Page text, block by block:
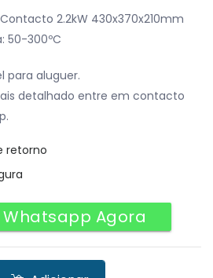
2.2kW 430x370x210mm
50-300ºC
para aluguer.
detalhado entre em contacto
retorno
Agora